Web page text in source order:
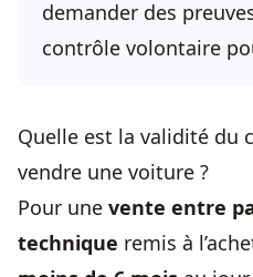
demander des
contrôle volontaire
Quelle est la validité du
vendre une voiture ?
Pour une vente entre
technique remis à